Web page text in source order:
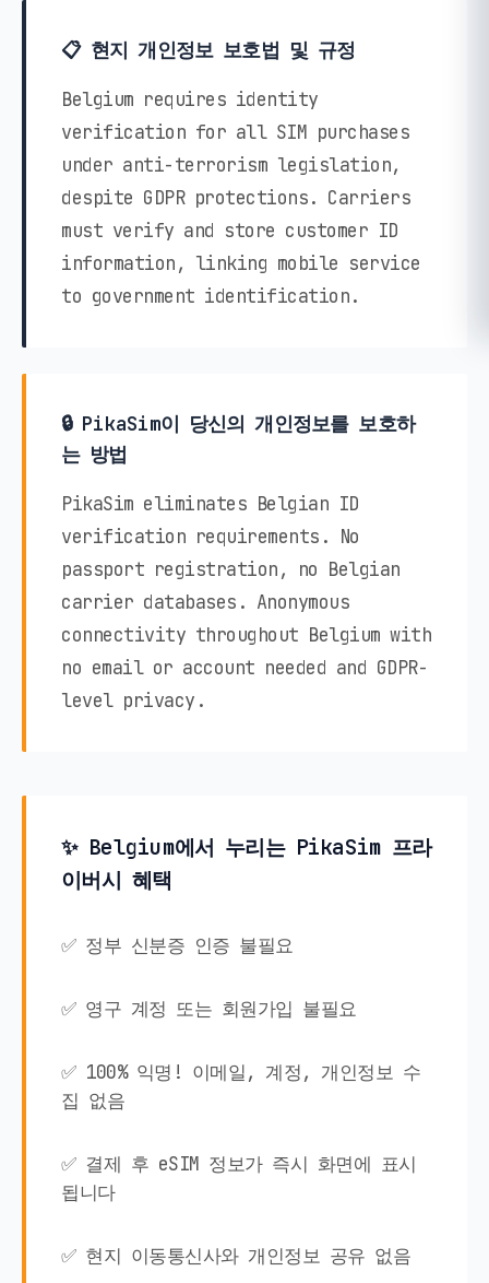
📋 현지 개인정보 보호법 및 규정
Belgium requires identity
verification for all SIM purchases
under anti-terrorism legislation,
despite GDPR protections. Carriers
must verify and store customer ID
information, linking mobile service
to government identification.
🔒 PikaSim이 당신의 개인정보를 보호하
는 방법
PikaSim eliminates Belgian ID
verification requirements. No
passport registration, no Belgian
carrier databases. Anonymous
connectivity throughout Belgium with
no email or account needed and GDPR-
level privacy.
✨ Belgium에서 누리는 PikaSim 프라
이버시 혜택
✅ 정부 신분증 인증 불필요
✅ 영구 계정 또는 회원가입 불필요
✅ 100% 익명! 이메일, 계정, 개인정보 수
집 없음
✅ 결제 후 eSIM 정보가 즉시 화면에 표시
됩니다
✅ 현지 이동통신사와 개인정보 공유 없음